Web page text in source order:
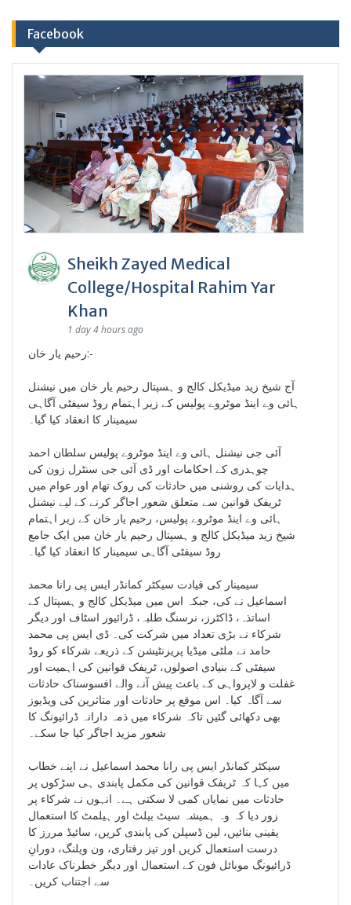
Facebook
Sheikh Zayed Medical
College/Hospital Rahim Yar
Khan
1 day 4 hours ago
رحیم یار خان:-
آج شیخ زید میڈیکل کالج و ہسپتال رحیم یار خان میں نیشنل
ہائی وے اینڈ موٹروے پولیس کے زیر اہتمام روڈ سیفٹی آگاہی
سیمینار کا انعقاد کیا گیا۔
آئی جی نیشنل ہائی وے اینڈ موٹروے پولیس سلطان احمد
چوہدری کے احکامات اور ڈی آئی جی سنٹرل زون کی
ہدایات کی روشنی میں حادثات کی روک تھام اور عوام میں
ٹریفک قوانین سے متعلق شعور اجاگر کرنے کے لیے نیشنل
ہائی وے اینڈ موٹروے پولیس، رحیم یار خان کے زیر اہتمام
شیخ زید میڈیکل کالج و ہسپتال رحیم یار خان میں ایک جامع
روڈ سیفٹی آگاہی سیمینار کا انعقاد کیا گیا۔
سیمینار کی قیادت سیکٹر کمانڈر ایس پی رانا محمد
اسماعیل نے کی، جبکہ اس میں میڈیکل کالج و ہسپتال کے
اساتذہ، ڈاکٹرز، نرسنگ طلبہ، ڈرائیور اسٹاف اور دیگر
شرکاء نے بڑی تعداد میں شرکت کی۔ ڈی ایس پی محمد
حامد نے ملٹی میڈیا پریزنٹیشن کے ذریعے شرکاء کو روڈ
سیفٹی کے بنیادی اصولوں، ٹریفک قوانین کی اہمیت اور
غفلت و لاپرواہی کے باعث پیش آنے والے افسوسناک حادثات
سے آگاہ کیا۔ اس موقع پر حادثات اور متاثرین کی ویڈیوز
بھی دکھائی گئیں تاکہ شرکاء میں ذمہ دارانہ ڈرائیونگ کا
شعور مزید اجاگر کیا جا سکے۔
سیکٹر کمانڈر ایس پی رانا محمد اسماعیل نے اپنے خطاب
میں کہا کہ ٹریفک قوانین کی مکمل پابندی ہی سڑکوں پر
حادثات میں نمایاں کمی لا سکتی ہے۔ انہوں نے شرکاء پر
زور دیا کہ وہ ہمیشہ سیٹ بیلٹ اور ہیلمٹ کا استعمال
یقینی بنائیں، لین ڈسپلن کی پابندی کریں، سائیڈ مررز کا
درست استعمال کریں اور تیز رفتاری، ون ویلنگ، دورانِ
ڈرائیونگ موبائل فون کے استعمال اور دیگر خطرناک عادات
سے اجتناب کریں۔